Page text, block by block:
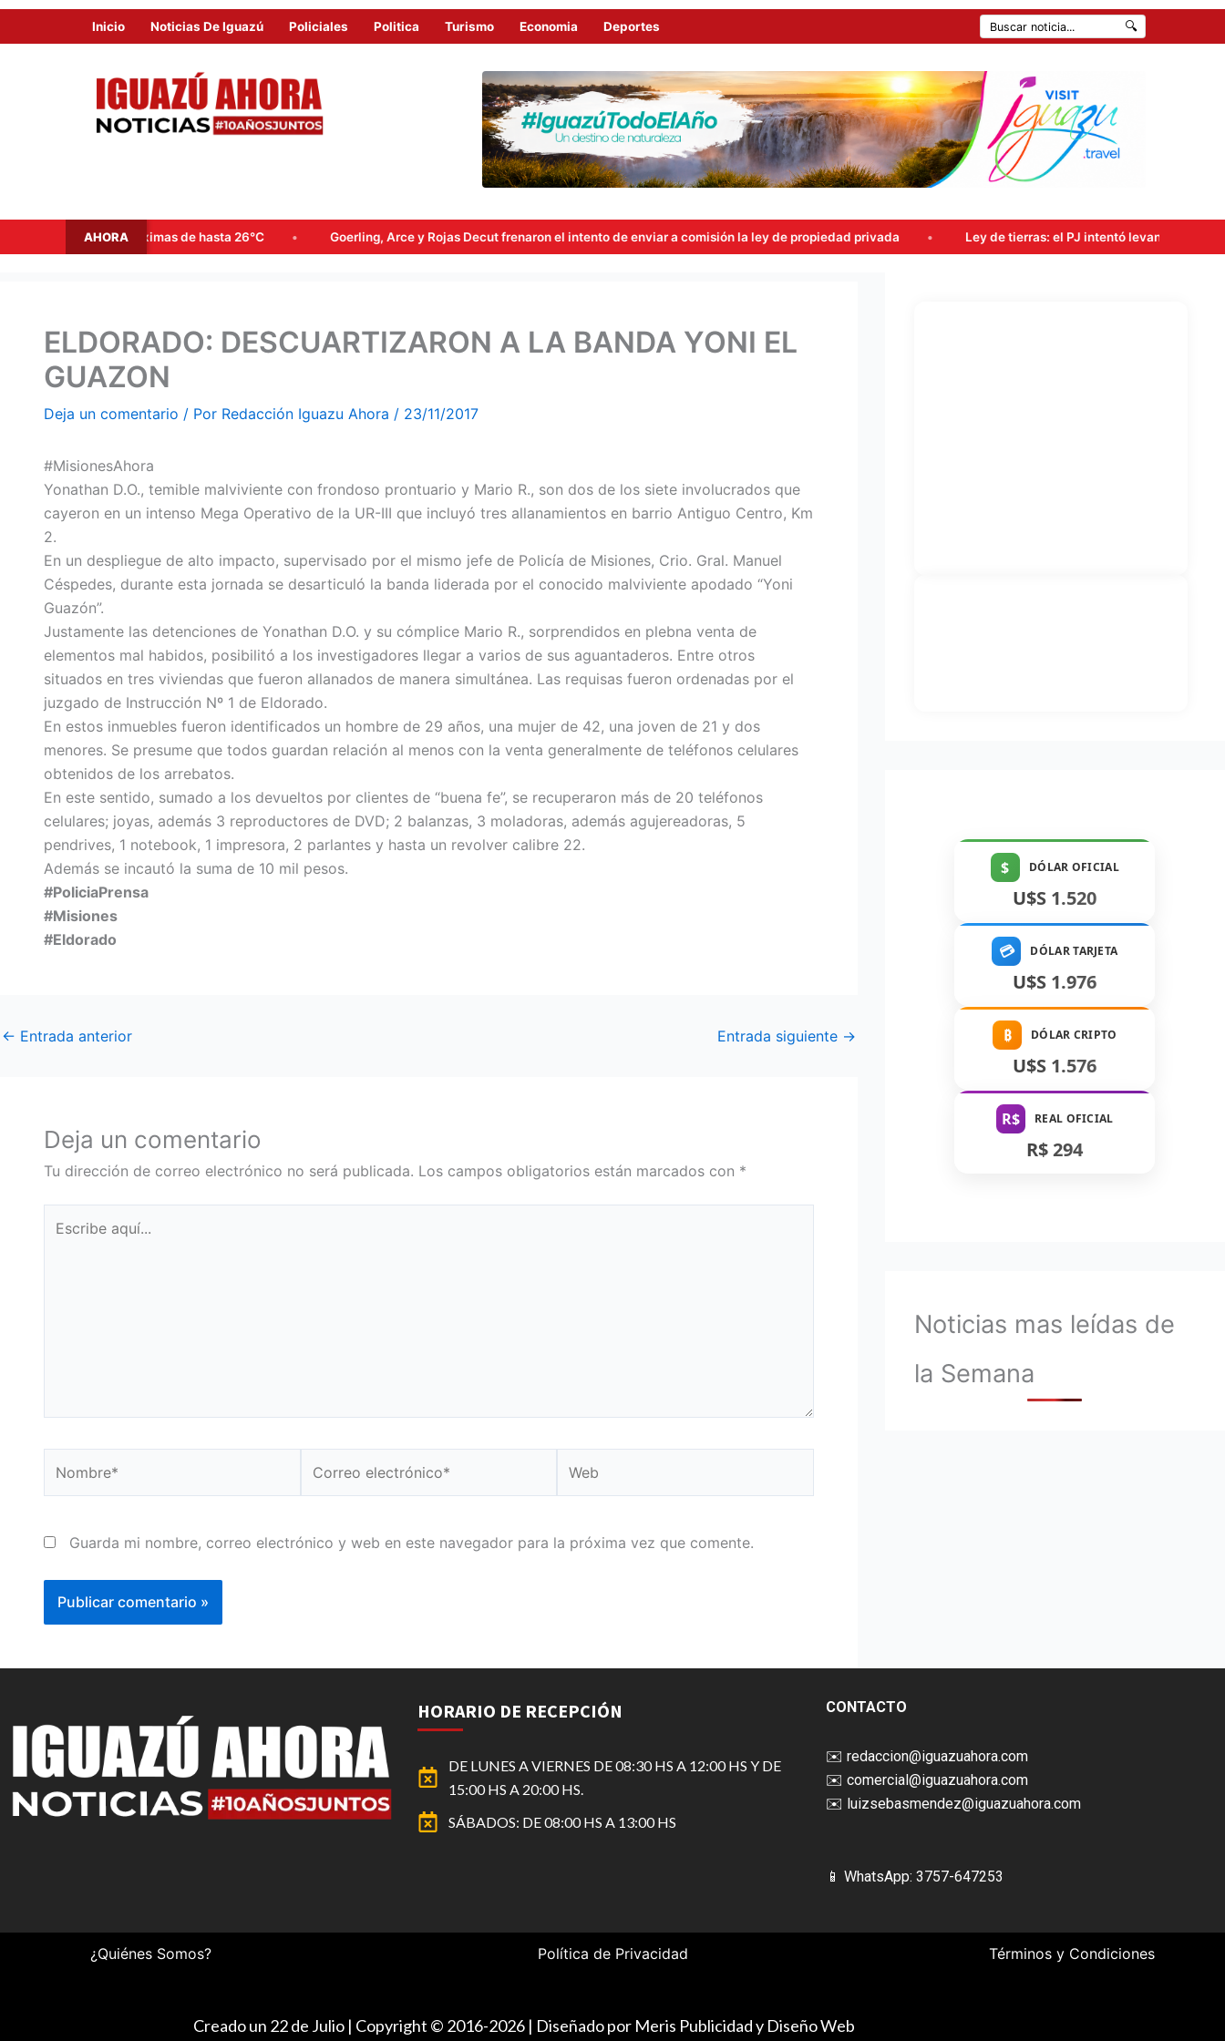
Inicio Noticias De Iguazú Policiales Politica Turismo Economia Deportes 🔍
AHORA
y máximas de hasta 26°C Goerling, Arce y Rojas Decut frenaron el intento de enviar a comisión la ley de propiedad privada Ley de tierras: el PJ intentó levantar la sesión, pero el
ELDORADO: DESCUARTIZARON A LA BANDA YONI EL
GUAZON
Deja un comentario / Por Redacción Iguazu Ahora / 23/11/2017
#MisionesAhora
Yonathan D.O., temible malviviente con frondoso prontuario y Mario R., son dos de los siete involucrados que
cayeron en un intenso Mega Operativo de la UR-III que incluyó tres allanamientos en barrio Antiguo Centro, Km
2.
En un despliegue de alto impacto, supervisado por el mismo jefe de Policía de Misiones, Crio. Gral. Manuel
Céspedes, durante esta jornada se desarticuló la banda liderada por el conocido malviviente apodado “Yoni
Guazón”.
Justamente las detenciones de Yonathan D.O. y su cómplice Mario R., sorprendidos en plebna venta de
elementos mal habidos, posibilitó a los investigadores llegar a varios de sus aguantaderos. Entre otros
situados en tres viviendas que fueron allanados de manera simultánea. Las requisas fueron ordenadas por el
juzgado de Instrucción Nº 1 de Eldorado.
En estos inmuebles fueron identificados un hombre de 29 años, una mujer de 42, una joven de 21 y dos
menores. Se presume que todos guardan relación al menos con la venta generalmente de teléfonos celulares
obtenidos de los arrebatos.
En este sentido, sumado a los devueltos por clientes de “buena fe”, se recuperaron más de 20 teléfonos
celulares; joyas, además 3 reproductores de DVD; 2 balanzas, 3 moladoras, además agujereadoras, 5
pendrives, 1 notebook, 1 impresora, 2 parlantes y hasta un revolver calibre 22.
Además se incautó la suma de 10 mil pesos.
#PoliciaPrensa
#Misiones
#Eldorado
← Entrada anterior Entrada siguiente →
Deja un comentario
Tu dirección de correo electrónico no será publicada. Los campos obligatorios están marcados con *
aquí...
electrónico*
Guarda mi nombre, correo electrónico y web en este navegador para la próxima vez que comente.
$ DÓLAR OFICIAL
U$S 1.520
💳 DÓLAR TARJETA
U$S 1.976
₿ DÓLAR CRIPTO
U$S 1.576
R$ REAL OFICIAL
R$ 294
Noticias mas leídas de
la Semana
HORARIO DE RECEPCIÓN
DE LUNES A VIERNES DE 08:30 HS A 12:00 HS Y DE
15:00 HS A 20:00 HS.
SÁBADOS: DE 08:00 HS A 13:00 HS
CONTACTO
✉️ redaccion@iguazuahora.com
✉️ comercial@iguazuahora.com
✉️ luizsebasmendez@iguazuahora.com
📱 WhatsApp: 3757-647253
¿Quiénes Somos? Política de Privacidad Términos y Condiciones
Creado un 22 de Julio | Copyright © 2016-2026 | Diseñado por Meris Publicidad y Diseño Web